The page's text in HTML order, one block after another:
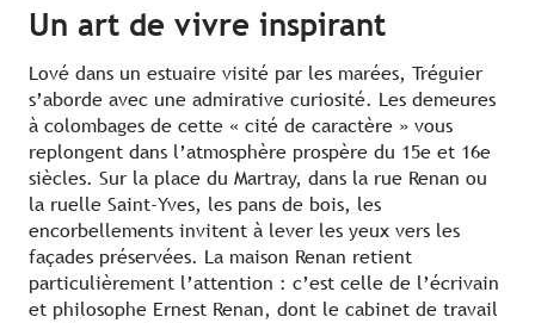
Un art de vivre inspirant
Lové dans un estuaire visité par les marées, Tréguier
s’aborde avec une admirative curiosité. Les demeures
à colombages de cette « cité de caractère » vous
replongent dans l’atmosphère prospère du 15e et 16e
siècles. Sur la place du Martray, dans la rue Renan ou
la ruelle Saint-Yves, les pans de bois, les
encorbellements invitent à lever les yeux vers les
façades préservées. La maison Renan retient
particulièrement l’attention : c’est celle de l’écrivain
et philosophe Ernest Renan, dont le cabinet de travail